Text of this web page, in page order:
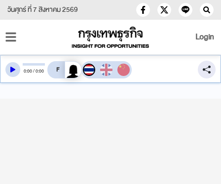
วันศุกร์ ที่ 7 สิงหาคม 2569
Login
0:00/0:00 สลับเสียงอ่าน